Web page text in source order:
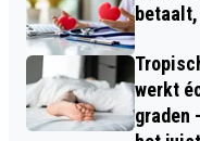
werkt
graden